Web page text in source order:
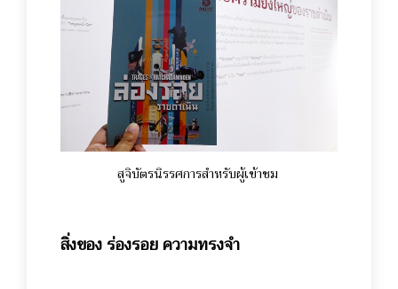
สูจิบัตรนิรรศการสำหรับผู้เข้าชม
สิ่งของ ร่องรอย ความทรงจำ